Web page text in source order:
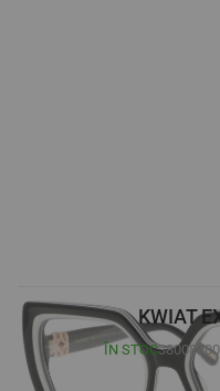
KWIAT
ÎN STOC